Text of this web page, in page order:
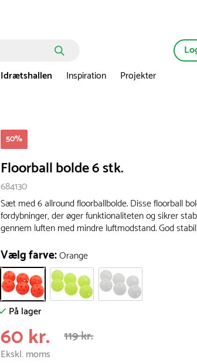
Idrætshallen Inspiration Projekter
50%
Floorball bolde 6 stk.
684130
Sæt med 6 allround floorballbolde. Disse floorball
fordybninger, der øger funktionaliteten og sikrer
gennem luften med mindre luftmodstand. God
Vælg farve:Orange
På lager
60 kr. 119 kr.
Ekskl. moms